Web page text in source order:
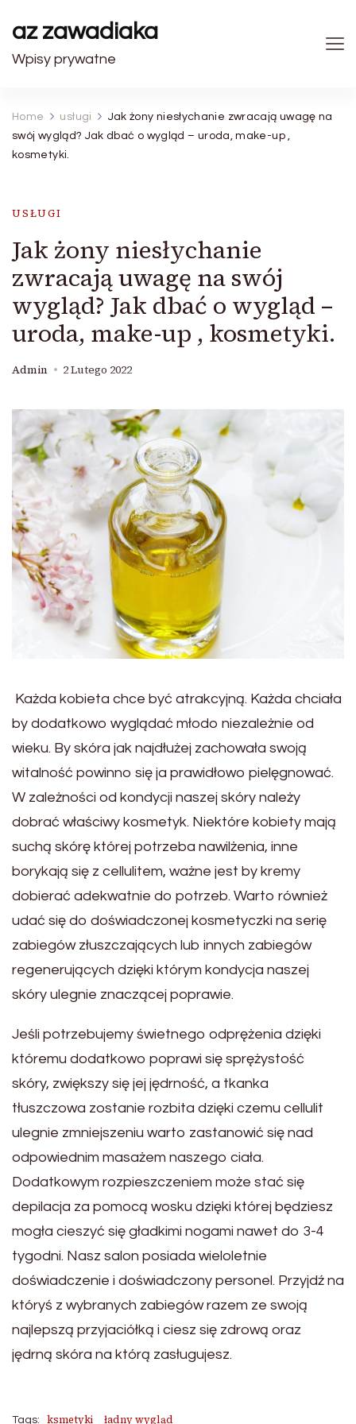
az zawadiaka
Wpisy prywatne
Home usługi
Jak żony niesłychanie zwracają uwagę na
swój wygląd? Jak dbać o wygląd – uroda, make-up ,
kosmetyki.
USŁUGI
Jak żony niesłychanie
zwracają uwagę na swój
wygląd? Jak dbać o wygląd –
uroda, make-up , kosmetyki.
Admin 2 Lutego 2022
Każda kobieta chce być atrakcyjną. Każda chciała
by dodatkowo wyglądać młodo niezależnie od
wieku. By skóra jak najdłużej zachowała swoją
witalność powinno się ja prawidłowo pielęgnować.
W zależności od kondycji naszej skóry należy
dobrać właściwy kosmetyk. Niektóre kobiety mają
suchą skórę której potrzeba nawilżenia, inne
borykają się z cellulitem, ważne jest by kremy
dobierać adekwatnie do potrzeb. Warto również
udać się do doświadczonej kosmetyczki na serię
zabiegów złuszczających lub innych zabiegów
regenerujących dzięki którym kondycja naszej
skóry ulegnie znaczącej poprawie.
Jeśli potrzebujemy świetnego odprężenia dzięki
któremu dodatkowo poprawi się sprężystość
skóry, zwiększy się jej jędrność, a tkanka
tłuszczowa zostanie rozbita dzięki czemu cellulit
ulegnie zmniejszeniu warto zastanowić się nad
odpowiednim masażem naszego ciała.
Dodatkowym rozpieszczeniem może stać się
depilacja za pomocą wosku dzięki której będziesz
mogła cieszyć się gładkimi nogami nawet do 3-4
tygodni. Nasz salon posiada wieloletnie
doświadczenie i doświadczony personel. Przyjdź na
któryś z wybranych zabiegów razem ze swoją
najlepszą przyjaciółką i ciesz się zdrową oraz
jędrną skóra na którą zasługujesz.
Tags: ksmetyki ładny wygląd